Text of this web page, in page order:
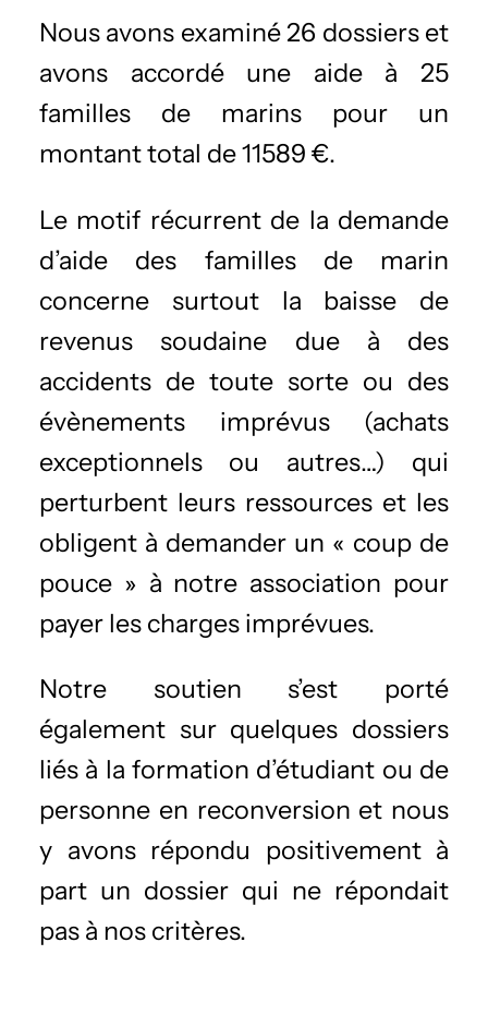
Nous avons examiné 26 dossiers et
avons accordé une aide à 25
familles de marins pour un
montant total de 11589 €.
Le motif récurrent de la demande
d’aide des familles de marin
concerne surtout la baisse de
revenus soudaine due à des
accidents de toute sorte ou des
évènements imprévus (achats
exceptionnels ou autres…) qui
perturbent leurs ressources et les
obligent à demander un « coup de
pouce » à notre association pour
payer les charges imprévues.
Notre soutien s’est porté
également sur quelques dossiers
liés à la formation d’étudiant ou de
personne en reconversion et nous
y avons répondu positivement à
part un dossier qui ne répondait
pas à nos critères.